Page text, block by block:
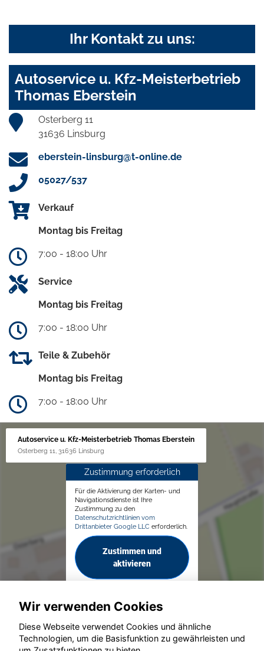
Ihr Kontakt zu uns:
Autoservice u. Kfz-Meisterbetrieb
Thomas Eberstein
Osterberg 11
31636 Linsburg
eberstein-linsburg@t-online.de
05027/537
Verkauf
Montag bis Freitag
7:00 - 18:00 Uhr
Service
Montag bis Freitag
7:00 - 18:00 Uhr
Teile & Zubehör
Montag bis Freitag
7:00 - 18:00 Uhr
Autoservice u. Kfz-Meisterbetrieb Thomas Eberstein
Osterberg 11, 31636 Linsburg
Zustimmung erforderlich
Für die Aktivierung der Karten- und
Navigationsdienste ist Ihre
Zustimmung zu den
Datenschutzrichtlinien vom
Drittanbieter Google LLC erforderlich.
Zustimmen und
aktivieren
Wir verwenden Cookies
Diese Webseite verwendet Cookies und ähnliche
Technologien, um die Basisfunktion zu gewährleisten und